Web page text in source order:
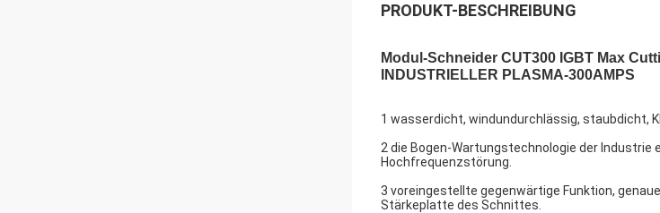
PRODUKT-BESCHREIBUNG
Modul-Schneider CUT300 IGBT Max
INDUSTRIELLER PLASMA-300AMPS
1 wasserdicht, windundurchlässig, staubdicht,
2 die Bogen-Wartungstechnologie der
Hochfrequenzstörung.
3 voreingestellte gegenwärtige Funktion,
Stärkeplatte des Schnittes.